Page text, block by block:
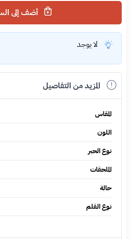
لا يوجد
المزيد من التفاصيل
المقاس
اللون
نوع الحبر
الملحقات
حالة
نوع القلم